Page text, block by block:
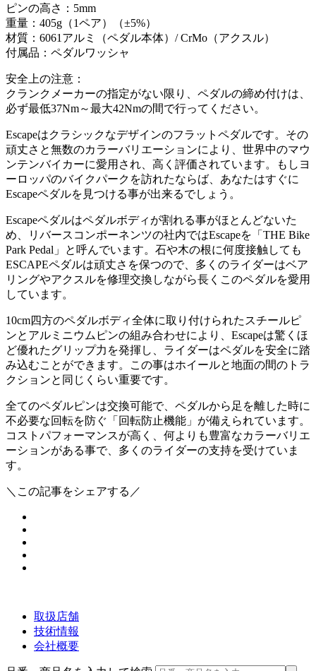
ピンの高さ：5mm
重量：405g（1ペア）（±5%）
材質：6061アルミ（ペダル本体）/ CrMo（アクスル）
付属品：ペダルワッシャ
安全上の注意：
クランクメーカーの指定がない限り、ペダルの締め付けは、
必ず最低37Nm～最大42Nmの間で行ってください。
Escapeはクラシックなデザインのフラットペダルです。その
頑丈さと無数のカラーバリエーションにより、世界中のマウ
ンテンバイカーに愛用され、高く評価されています。もしヨ
ーロッパのバイクパークを訪れたならば、あなたはすぐに
Escapeペダルを見つける事が出来るでしょう。
Escapeペダルはペダルボディが割れる事がほとんどないた
め、リバースコンポーネンツの社内ではEscapeを「THE Bike
Park Pedal」と呼んでいます。石や木の根に何度接触しても
ESCAPEペダルは頑丈さを保つので、多くのライダーはベア
リングやアクスルを修理交換しながら長くこのペダルを愛用
しています。
10cm四方のペダルボディ全体に取り付けられたスチールピ
ンとアルミニウムピンの組み合わせにより、Escapeは驚くほ
ど優れたグリップ力を発揮し、ライダーはペダルを安全に踏
み込むことができます。この事はホイールと地面の間のトラ
クションと同じくらい重要です。
全てのペダルピンは交換可能で、ペダルから足を離した時に
不必要な回転を防ぐ「回転防止機能」が備えられています。
コストパフォーマンスが高く、何よりも豊富なカラーバリエ
ーションがある事で、多くのライダーの支持を受けていま
す。
＼この記事をシェアする／
取扱店舗
技術情報
会社概要